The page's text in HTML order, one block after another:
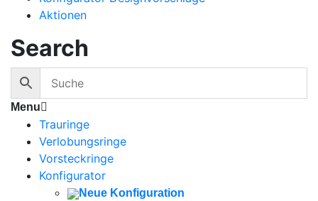
Aktionen
Search
Menu
Trauringe
Verlobungsringe
Vorsteckringe
Konfigurator
Neue Konfiguration